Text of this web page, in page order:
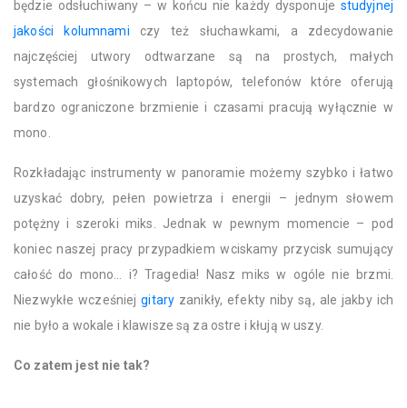
będzie odsłuchiwany – w końcu nie każdy dysponuje studyjnej
jakości kolumnami czy też słuchawkami, a zdecydowanie
najczęściej utwory odtwarzane są na prostych, małych
systemach głośnikowych laptopów, telefonów które oferują
bardzo ograniczone brzmienie i czasami pracują wyłącznie w
mono.
Rozkładając instrumenty w panoramie możemy szybko i łatwo
uzyskać dobry, pełen powietrza i energii – jednym słowem
potężny i szeroki miks. Jednak w pewnym momencie – pod
koniec naszej pracy przypadkiem wciskamy przycisk sumujący
całość do mono… i? Tragedia! Nasz miks w ogóle nie brzmi.
Niezwykłe wcześniejgitary zanikły, efekty niby są, ale jakby ich
nie było a wokale i klawisze są za ostre i kłują w uszy.
Co zatem jest nie tak?